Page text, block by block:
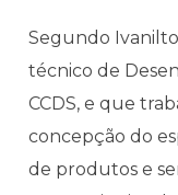
Segundo
técnico de
CCDS, e que
concepção do
de produtos e